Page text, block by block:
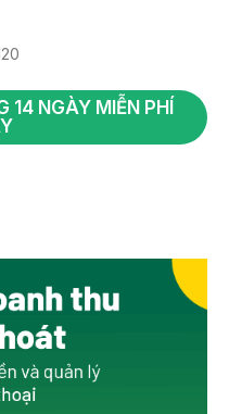
14 NGÀY MIỄN PHÍ